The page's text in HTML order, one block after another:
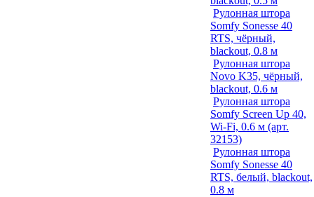
Рулонная штора
Somfy Sonesse 40
RTS, чёрный,
blackout, 0.8 м
Рулонная штора
Novo K35, чёрный,
blackout, 0.6 м
Рулонная штора
Somfy Screen Up 40,
Wi-Fi, 0.6 м (арт.
32153)
Рулонная штора
Somfy Sonesse 40
RTS, белый, blackout,
0.8 м